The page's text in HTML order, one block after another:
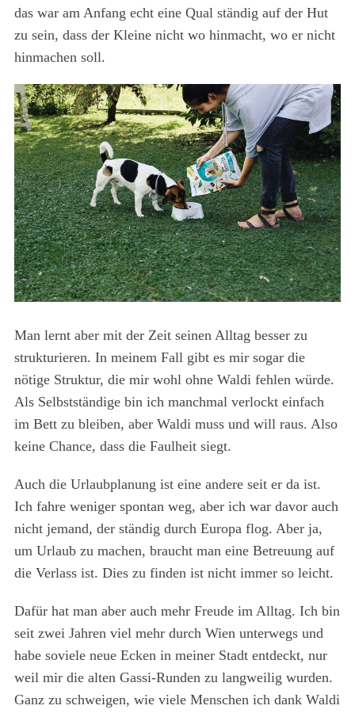
das war am Anfang echt eine Qual ständig auf der Hut
zu sein, dass der Kleine nicht wo hinmacht, wo er nicht
hinmachen soll.
Man lernt aber mit der Zeit seinen Alltag besser zu
strukturieren. In meinem Fall gibt es mir sogar die
nötige Struktur, die mir wohl ohne Waldi fehlen würde.
Als Selbstständige bin ich manchmal verlockt einfach
im Bett zu bleiben, aber Waldi muss und will raus. Also
keine Chance, dass die Faulheit siegt.
Auch die Urlaubplanung ist eine andere seit er da ist.
Ich fahre weniger spontan weg, aber ich war davor auch
nicht jemand, der ständig durch Europa flog. Aber ja,
um Urlaub zu machen, braucht man eine Betreuung auf
die Verlass ist. Dies zu finden ist nicht immer so leicht.
Dafür hat man aber auch mehr Freude im Alltag. Ich bin
seit zwei Jahren viel mehr durch Wien unterwegs und
habe soviele neue Ecken in meiner Stadt entdeckt, nur
weil mir die alten Gassi-Runden zu langweilig wurden.
Ganz zu schweigen, wie viele Menschen ich dank Waldi